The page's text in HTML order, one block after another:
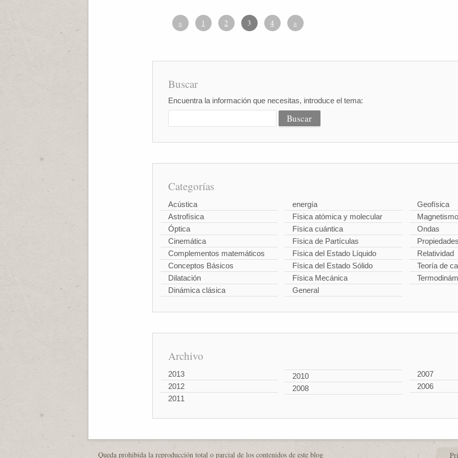
« 1 2 3 4 »
Buscar
Encuentra la información que necesitas, introduce el tema:
Categorías
Acústica
Astrofísica
Óptica
Cinemática
Complementos matemáticos
Conceptos Básicos
Dilatación
Dinámica clásica
energía
Física atómica y molecular
Física cuántica
Física de Partículas
Física del Estado Líquido
Física del Estado Sólido
Física Mecánica
General
Geofísica
Magnetismo
Ondas
Relatividad
Teoría de
Archivo
2013
2012
2011
2010
2008
2007
2006
Queda prohibida la reproducción total o parcial de los contenidos de este blog